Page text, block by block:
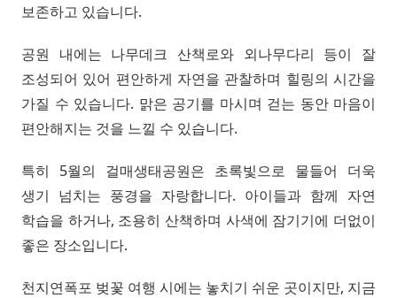
보존하고 있습니다.
공원 내에는 나무데크 산책로와 외나무다리 등이 잘
조성되어 있어 편안하게 자연을 관찰하며 힐링의 시간을
가질 수 있습니다. 맑은 공기를 마시며 걷는 동안 마음이
편안해지는 것을 느낄 수 있습니다.
특히 5월의 걸매생태공원은 초록빛으로 물들어 더욱
생기 넘치는 풍경을 자랑합니다. 아이들과 함께 자연
학습을 하거나, 조용히 산책하며 사색에 잠기기에 더없이
좋은 장소입니다.
천지연폭포 벚꽃 여행 시에는 놓치기 쉬운 곳이지만, 지금